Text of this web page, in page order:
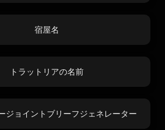
宿屋名
トラットリアの名前
ジョイントブリーフジェネレーター